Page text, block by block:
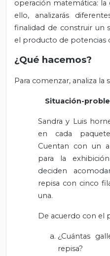
operación matemática: la
ello, analizarás
finalidad de construir un
el producto de potencias
¿Qué hacemos?
Para comenzar, analiza la
Situación-
Sandra y Luis
en cada
Cuentan con un
para la
deciden
repisa con cinco
una.
De acuerdo con el
¿Cuántas
repisa?